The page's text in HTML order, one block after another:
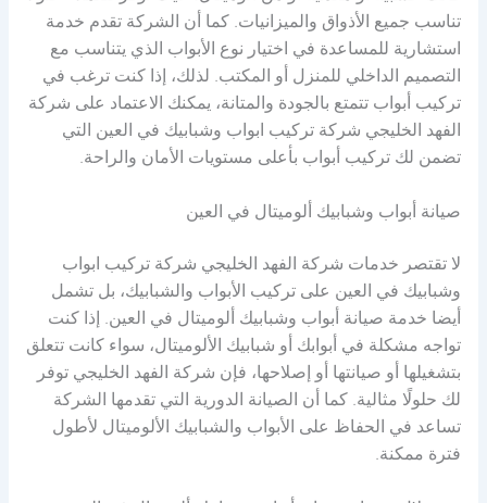
تناسب جميع الأذواق والميزانيات. كما أن الشركة تقدم خدمة
استشارية للمساعدة في اختيار نوع الأبواب الذي يتناسب مع
التصميم الداخلي للمنزل أو المكتب. لذلك، إذا كنت ترغب في
تركيب أبواب تتمتع بالجودة والمتانة، يمكنك الاعتماد على شركة
الفهد الخليجي شركة تركيب ابواب وشبابيك في العين التي
تضمن لك تركيب أبواب بأعلى مستويات الأمان والراحة.
صيانة أبواب وشبابيك ألوميتال في العين
لا تقتصر خدمات شركة الفهد الخليجي شركة تركيب ابواب
وشبابيك في العين على تركيب الأبواب والشبابيك، بل تشمل
أيضا خدمة صيانة أبواب وشبابيك ألوميتال في العين. إذا كنت
تواجه مشكلة في أبوابك أو شبابيك الألوميتال، سواء كانت تتعلق
بتشغيلها أو صيانتها أو إصلاحها، فإن شركة الفهد الخليجي توفر
لك حلولًا مثالية. كما أن الصيانة الدورية التي تقدمها الشركة
تساعد في الحفاظ على الأبواب والشبابيك الألوميتال لأطول
فترة ممكنة.